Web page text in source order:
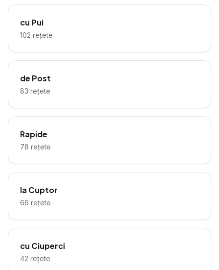
cu Pui
102 rețete
de Post
83 rețete
Rapide
78 rețete
la Cuptor
66 rețete
cu Ciuperci
42 rețete